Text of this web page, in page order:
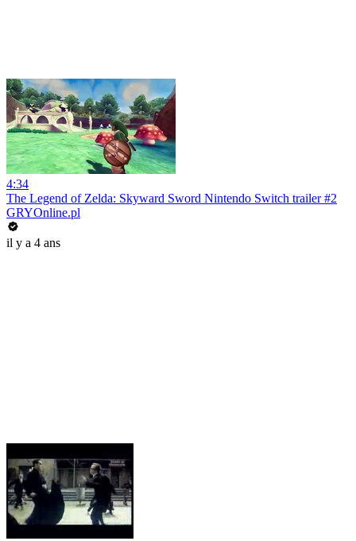
4:34
The Legend of Zelda: Skyward Sword Nintendo Switch trailer #2
GRYOnline.pl
il y a 4 ans